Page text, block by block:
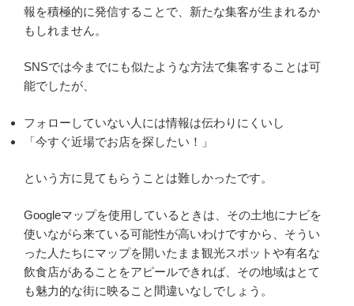
報を積極的に発信することで、新たな集客が生まれるか
もしれません。
SNSでは今までにも似たような方法で集客することは可
能でしたが、
フォローしていない人には情報は伝わりにくいし
「今すぐ近場でお店を探したい！」
という方に見てもらうことは難しかったです。
Googleマップを使用しているときは、その土地にナビを
使いながら来ている可能性が高いわけですから、そうい
った人たちにマップを開いたまま観光スポットや有名な
飲食店があることをアピールできれば、その地域はとて
も魅力的な街に映ること間違いなしでしょう。